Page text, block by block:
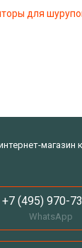
для
+7 (495) 970-
WhatsApp